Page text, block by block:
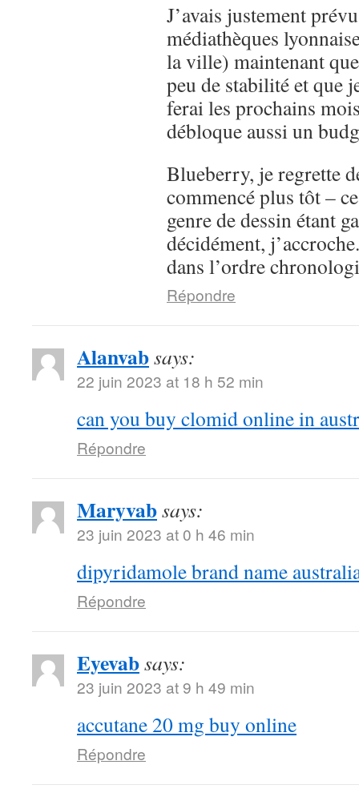
J’avais justement
médiathèques
la ville) maintenant
peu de stabilité et que
ferai les prochains
débloque aussi un
Blueberry, je regrette
commencé plus tôt –
genre de dessin étant
décidément,
dans l’ordre
Répondre
Alanvabsays:
22 juin 2023 at 18 h 52 min
can you buy clomid online in
Répondre
Maryvabsays:
23 juin 2023 at 0 h 46 min
dipyridamole brand name
Répondre
Eyevabsays:
23 juin 2023 at 9 h 49 min
accutane 20 mg buy online
Répondre